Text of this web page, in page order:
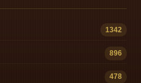
1342
896
478